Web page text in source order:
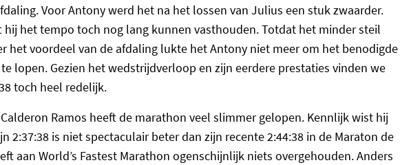
Voor Antony werd het na het lossen van Julius een stuk zwaarder.
het tempo toch nog lang kunnen vasthouden. Totdat het minder steil
het voordeel van de afdaling lukte het Antony niet meer om het benodigde
lopen. Gezien het wedstrijdverloop en zijn eerdere prestaties vinden we
toch heel redelijk.
Ramos heeft de marathon veel slimmer gelopen. Kennlijk wist hij
2:37:38 is niet spectaculair beter dan zijn recente 2:44:38 in de Maraton de
aan World’s Fastest Marathon ogenschijnlijk niets overgehouden. Anders